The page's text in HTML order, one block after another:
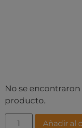
No se
producto.
Añadir al